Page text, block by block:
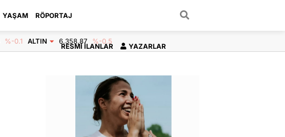
YAŞAM RÖPORTAJ
RESMI İLANLAR YAZARLAR
%-0.1 ALTIN 6.358,87 %-0.5